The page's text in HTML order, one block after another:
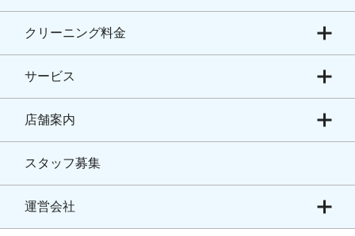
クリーニング料金
サービス
店舗案内
スタッフ募集
運営会社